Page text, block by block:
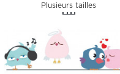
Plusieurs tailles